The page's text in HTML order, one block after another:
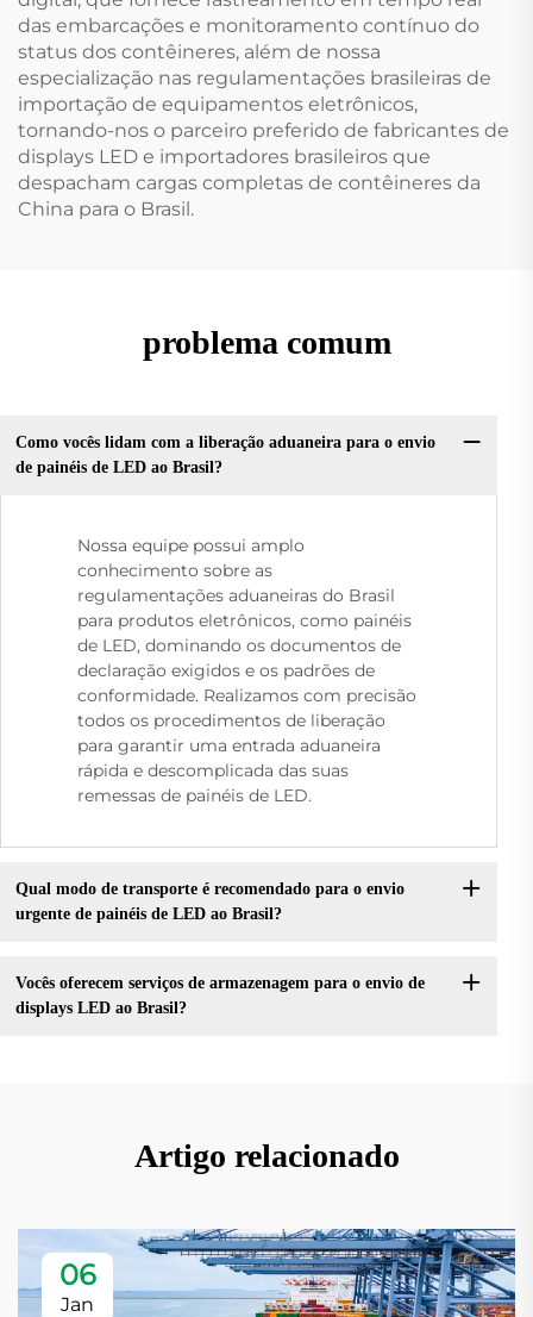
das embarcações e monitoramento contínuo do
status dos contêineres, além de nossa
especialização nas regulamentações brasileiras de
importação de equipamentos eletrônicos,
tornando-nos o parceiro preferido de fabricantes de
displays LED e importadores brasileiros que
despacham cargas completas de contêineres da
China para o Brasil.
problema comum
Como vocês lidam com a liberação aduaneira para o envio
de painéis de LED ao Brasil?
Nossa equipe possui amplo
conhecimento sobre as
regulamentações aduaneiras do Brasil
para produtos eletrônicos, como painéis
de LED, dominando os documentos de
declaração exigidos e os padrões de
conformidade. Realizamos com precisão
todos os procedimentos de liberação
para garantir uma entrada aduaneira
rápida e descomplicada das suas
remessas de painéis de LED.
Qual modo de transporte é recomendado para o envio
urgente de painéis de LED ao Brasil?
Vocês oferecem serviços de armazenagem para o envio de
displays LED ao Brasil?
Artigo relacionado
06
Jan